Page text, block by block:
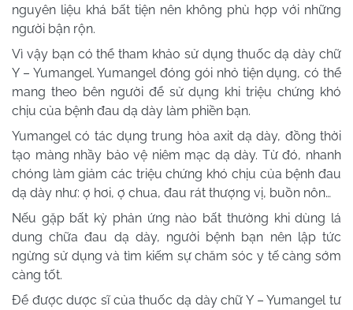
nguyên liệu khá bất tiện nên không phù hợp với những
người bận rộn.
Vì vậy bạn có thể tham khảo sử dụng thuốc dạ dày chữ
Y – Yumangel. Yumangel đóng gói nhỏ tiện dụng, có thể
mang theo bên người để sử dụng khi triệu chứng khó
chịu của bệnh đau dạ dày làm phiền bạn.
Yumangel có tác dụng trung hòa axit dạ dày, đồng thời
tạo màng nhầy bảo vệ niêm mạc dạ dày. Từ đó, nhanh
chóng làm giảm các triệu chứng khó chịu của bệnh đau
dạ dày như: ợ hơi, ợ chua, đau rát thượng vị, buồn nôn…
Nếu gặp bất kỳ phản ứng nào bất thường khi dùng lá
dung chữa đau dạ dày, người bệnh bạn nên lập tức
ngừng sử dụng và tìm kiếm sự chăm sóc y tế càng sớm
càng tốt.
Để được dược sĩ của thuốc dạ dày chữ Y – Yumangel tư